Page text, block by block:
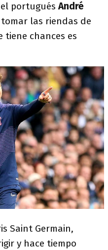
portuguésAndré
las riendas de
tiene chances es
Saint Germain,
y hace tiempo